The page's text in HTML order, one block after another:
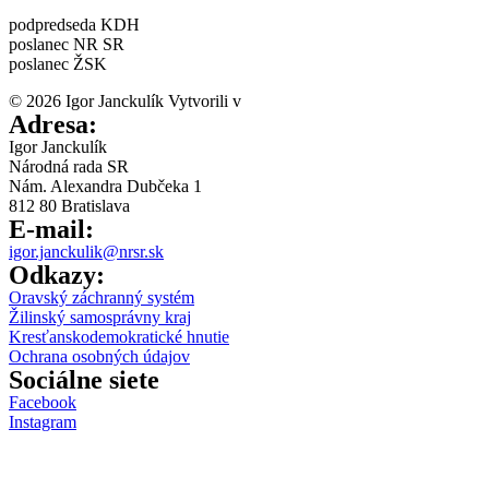
podpredseda KDH
poslanec NR SR
poslanec ŽSK
© 2026 Igor Janckulík Vytvorili v
Adresa:
Igor Janckulík
Národná rada SR
Nám. Alexandra Dubčeka 1
812 80 Bratislava
E-mail:
igor.janckulik@nrsr.sk
Odkazy:
Oravský záchranný systém
Žilinský samosprávny kraj
Kresťanskodemokratické hnutie
Ochrana osobných údajov
Sociálne siete
Facebook
Instagram